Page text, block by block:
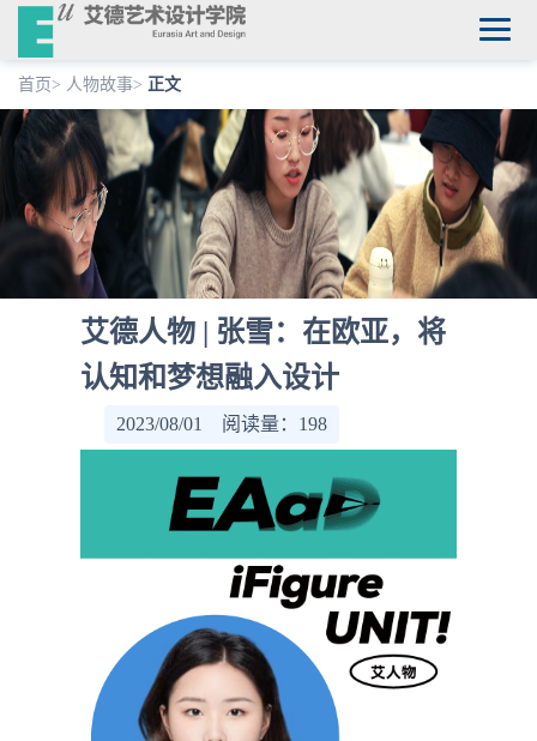
首页> 人物故事> 正文
艾德人物 | 张雪：在欧亚，将
认知和梦想融入设计
2023/08/01 阅读量： 198